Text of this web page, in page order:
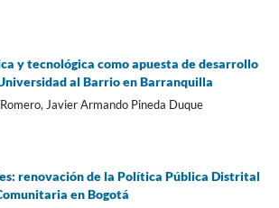
y tecnológica como apuesta de desarrollo
al Barrio en Barranquilla
Javier Armando Pineda Duque
renovación de la Política Pública Distrital
en Bogotá